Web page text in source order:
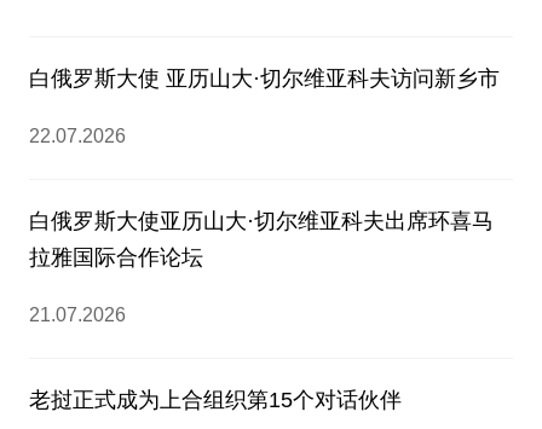
白俄罗斯大使 亚历山大·切尔维亚科夫访问新乡市
22.07.2026
白俄罗斯大使亚历山大·切尔维亚科夫出席环喜马
拉雅国际合作论坛
21.07.2026
老挝正式成为上合组织第15个对话伙伴